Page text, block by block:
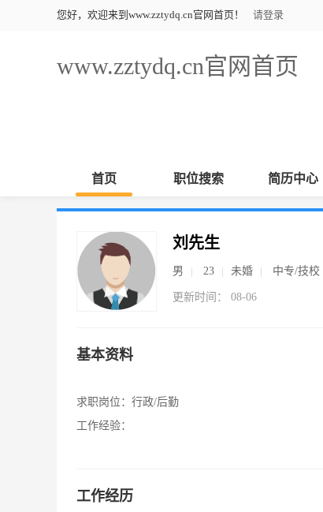
您好，欢迎来到www.zztydq.cn官网首页！ 请登录
www.zztydq.cn官网首页
首页 职位搜索 简历中心
刘先生
男 23 未婚 中专/技校
更新时间： 08-06
基本资料
求职岗位： 行政/后勤
工作经验：
工作经历